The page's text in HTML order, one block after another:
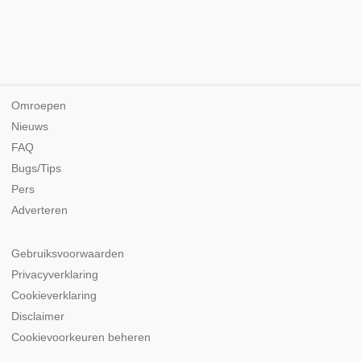
Omroepen
Nieuws
FAQ
Bugs/Tips
Pers
Adverteren
Gebruiksvoorwaarden
Privacyverklaring
Cookieverklaring
Disclaimer
Cookievoorkeuren beheren